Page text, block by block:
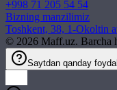
+998 71 205 54 54
Bizning manzilimiz
Toshkent, 38, 1-Okoltin
© 2026 Maff.uz. Barcha
Saytdan qanday